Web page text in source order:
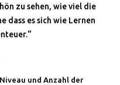
zu sehen, wie viel die
dass es sich wie Lernen
und Anzahl der